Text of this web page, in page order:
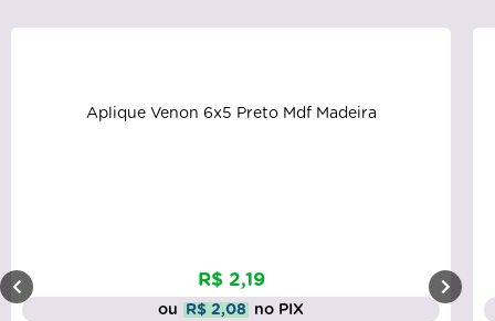
Aplique Venon 6x5 Preto Mdf Madeira
R$ 2,19
ou R$ 2,08 no PIX